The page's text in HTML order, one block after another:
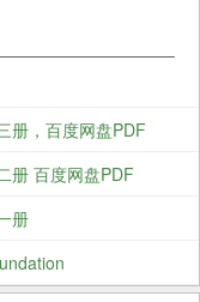
册，百度网盘PDF
册 百度网盘PDF
册